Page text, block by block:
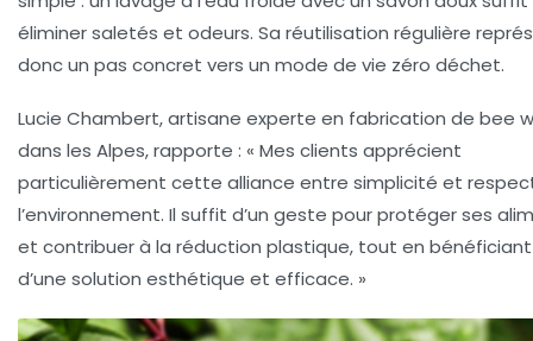
éliminer saletés et odeurs. Sa réutilisation régulière
donc un pas concret vers un mode de vie zéro déchet.
Lucie Chambert, artisane experte en fabrication de bee
dans les Alpes, rapporte : « Mes clients apprécient
particulièrement cette alliance entre simplicité et
l’environnement. Il suffit d’un geste pour protéger ses
et contribuer à la réduction plastique, tout en bénéficiant
d’une solution esthétique et efficace. »